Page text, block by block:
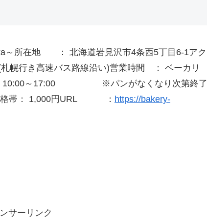
所在地 ： 北海道岩見沢市4条西5丁目6-1アク
行き高速バス路線沿い)営業時間 ： ベーカリ
～17:00 ※パンがなくなり次第終了
格帯： 1,000円URL ： https://bakery-
サーリンク